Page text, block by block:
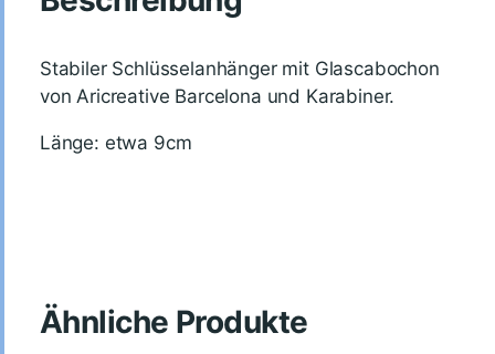
Stabiler Schlüsselanhänger mit Glascabochon
von Aricreative Barcelona und Karabiner.
Länge: etwa 9cm
Ähnliche Produkte